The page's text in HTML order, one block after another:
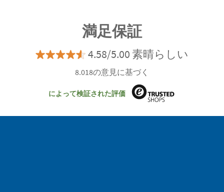
満足保証
4.58/5.00 素晴らしい
8.018の意見に基づく
によって検証された評価